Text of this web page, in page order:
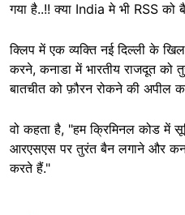
गया है..!! क्या India मे भी RSS को
क्लिप में एक व्यक्ति नई दिल्ली के
करने, कनाडा में भारतीय राजदूत को
बातचीत को फ़ौरन रोकने की अपील
वो कहता है, "हम क्रिमिनल कोड में
आरएसएस पर तुरंत बैन लगाने और
करते हैं."